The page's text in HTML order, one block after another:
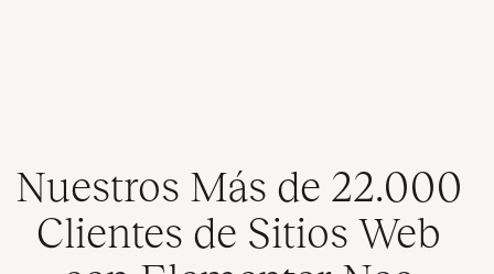
Nuestros Más de 22.000
Clientes de Sitios Web